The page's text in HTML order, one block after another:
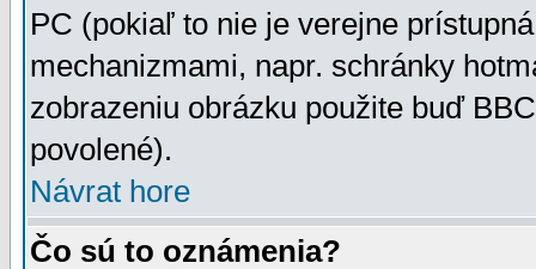
PC (pokiaľ to nie je verejne
mechanizmami, napr. schránky
zobrazeniu obrázku použite buď
povolené).
Návrat hore
Čo sú to oznámenia?